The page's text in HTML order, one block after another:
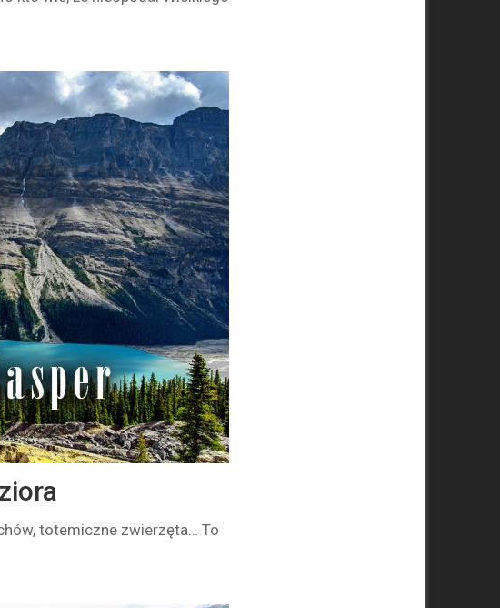
totemiczne zwierzęta… To